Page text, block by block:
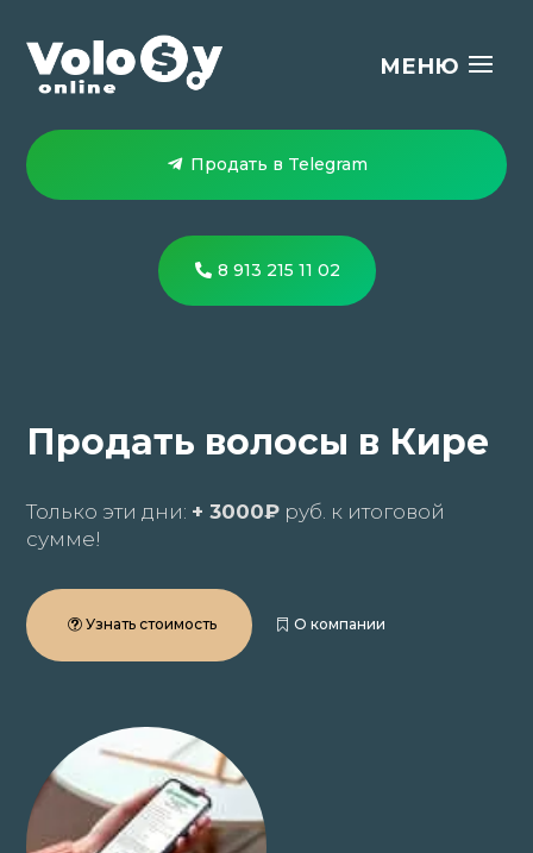
Продать в Telegram
8 913 215 11 02
Продать волосы в Кире
Только эти дни: + 3000₽ руб. к итоговой
сумме!
Узнать стоимость О компании